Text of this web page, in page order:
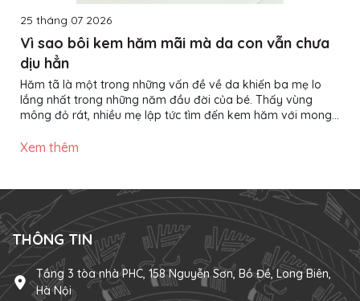
25 tháng 07 2026
Vì sao bôi kem hăm mãi mà da con vẫn chưa
dịu hẳn
Hăm tã là một trong những vấn đề về da khiến ba mẹ lo
lắng nhất trong những năm đầu đời của bé. Thấy vùng
mông đỏ rát, nhiều mẹ lập tức tìm đến kem hăm với mong
không ít trường hợp đã bôi kem đều đặn nhiều ngày nhưng
không hiệu quả? Thực tế, kem hăm chỉ là một phần trong
quá trình chăm...
Xem thêm
THÔNG TIN
Tầng 3 tòa nhà PHC, 158 Nguyễn Sơn, Bồ Đề, Long Biên,
Hà Nội